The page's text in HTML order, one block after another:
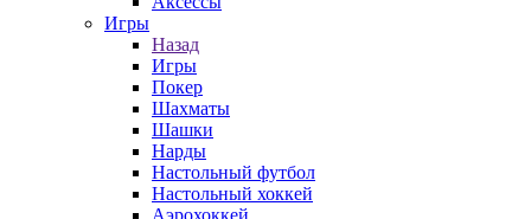
Игры
Назад
Игры
Покер
Шахматы
Шашки
Нарды
Настольный футбол
Настольный хоккей
Аэрохоккей